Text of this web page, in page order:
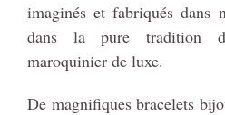
imaginés et fabriqués dans
dans la pure tradition
maroquinier de luxe.
De magnifiques bracelets